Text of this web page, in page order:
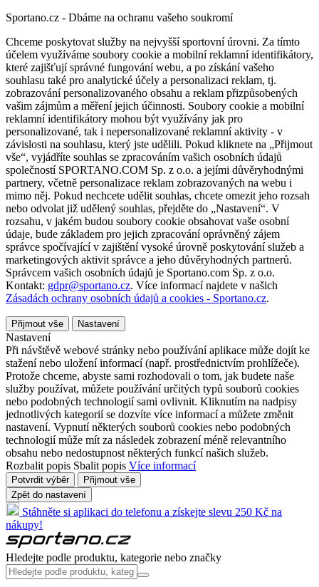
Sportano.cz - Dbáme na ochranu vašeho soukromí
Chceme poskytovat služby na nejvyšší sportovní úrovni. Za tímto
účelem využíváme soubory cookie a mobilní reklamní identifikátory,
které zajišťují správné fungování webu, a po získání vašeho
souhlasu také pro analytické účely a personalizaci reklam, tj.
zobrazování personalizovaného obsahu a reklam přizpůsobených
vašim zájmům a měření jejich účinnosti. Soubory cookie a mobilní
reklamní identifikátory mohou být využívány jak pro
personalizované, tak i nepersonalizované reklamní aktivity - v
závislosti na souhlasu, který jste udělili. Pokud kliknete na „Přijmout
vše“, vyjádříte souhlas se zpracováním vašich osobních údajů
společností SPORTANO.COM Sp. z o.o. a jejími důvěryhodnými
partnery, včetně personalizace reklam zobrazovaných na webu i
mimo něj. Pokud nechcete udělit souhlas, chcete omezit jeho rozsah
nebo odvolat již udělený souhlas, přejděte do „Nastavení“. V
rozsahu, v jakém budou soubory cookie obsahovat vaše osobní
údaje, bude základem pro jejich zpracování oprávněný zájem
správce spočívající v zajištění vysoké úrovně poskytování služeb a
marketingových aktivit správce a jeho důvěryhodných partnerů.
Správcem vašich osobních údajů je Sportano.com Sp. z o.o.
Kontakt: gdpr@sportano.cz. Více informací najdete v našich
Zásadách ochrany osobních údajů a cookies - Sportano.cz.
Přijmout vše Nastavení
Nastavení
Při návštěvě webové stránky nebo používání aplikace může dojít ke
stažení nebo uložení informací (např. prostřednictvím prohlížeče).
Protože chceme, abyste sami rozhodovali o tom, jak budete naše
služby používat, můžete používání určitých typů souborů cookies
nebo podobných technologií sami ovlivnit. Kliknutím na nadpisy
jednotlivých kategorií se dozvíte více informací a můžete změnit
nastavení. Vypnutí některých souborů cookies nebo podobných
technologií může mít za následek zobrazení méně relevantního
obsahu nebo nedostupnost některých funkcí našich služeb.
Rozbalit popis Sbalit popis Více informací
Potvrdit výběr
Přijmout vše
Zpět do nastavení
Stáhněte si aplikaci do telefonu a získejte slevu 250 Kč na
nákupy!
Hledejte podle produktu, kategorie nebo značky